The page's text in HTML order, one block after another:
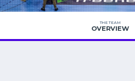
THE TEAM
OVERVIEW